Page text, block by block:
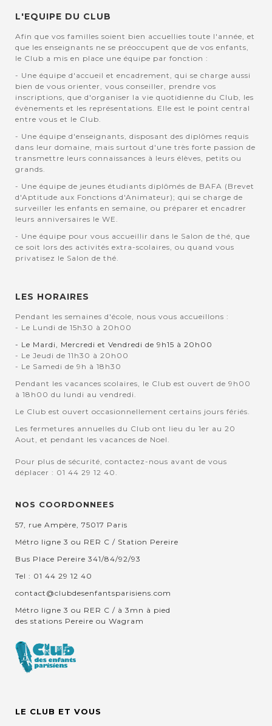
L'EQUIPE DU CLUB
Afin que vos familles soient bien accuellies toute l'année, et
que les enseignants ne se préoccupent que de vos enfants,
le Club a mis en place une équipe par fonction :
- Une équipe d'accueil et encadrement, qui se charge aussi
bien de vous orienter, vous conseiller, prendre vos
inscriptions, que d'organiser la vie quotidienne du Club, les
évènements et les représentations. Elle est le point central
entre vous et le Club.
- Une équipe d'enseignants, disposant des diplômes requis
dans leur domaine, mais surtout d'une très forte passion de
transmettre leurs connaissances à leurs élèves, petits ou
grands.
- Une équipe de jeunes étudiants diplômés de BAFA (Brevet
d'Aptitude aux Fonctions d'Animateur); qui se charge de
surveiller les enfants en semaine, ou préparer et encadrer
leurs anniversaires le WE.
- Une équipe pour vous accueillir dans le Salon de thé, que
ce soit lors des activités extra-scolaires, ou quand vous
privatisez le Salon de thé.
LES HORAIRES
Pendant les semaines d'école, nous vous accueillons :
- Le Lundi de 15h30 à 20h00
- Le Mardi, Mercredi et Vendredi de 9h15 à 20h00
- Le Jeudi de 11h30 à 20h00
- Le Samedi de 9h à 18h30
Pendant les vacances scolaires, le Club est ouvert de 9h00
à 18h00 du lundi au vendredi.
Le Club est ouvert occasionnellement certains jours fériés.
Les fermetures annuelles du Club ont lieu du 1er au 20
Aout, et pendant les vacances de Noel.
Pour plus de sécurité, contactez-nous avant de vous
déplacer : 01 44 29 12 40.
NOS COORDONNEES
57, rue Ampère, 75017 Paris
Métro ligne 3 ou RER C / Station Pereire
Bus Place Pereire 341/84/92/93
Tel : 01 44 29 12 40
contact@clubdesenfantsparisiens.com
Métro ligne 3 ou RER C / à 3mn à pied
des stations Pereire ou Wagram
LE CLUB ET VOUS